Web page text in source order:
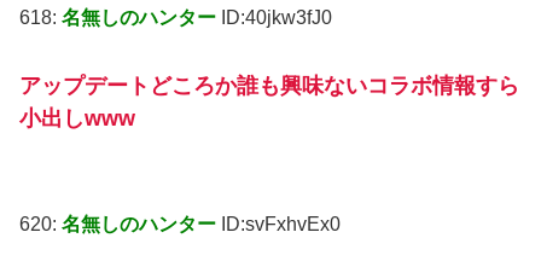
618: 名無しのハンター ID:40jkw3fJ0
アップデートどころか誰も興味ないコラボ情報すら
小出しwww
620: 名無しのハンター ID:svFxhvEx0